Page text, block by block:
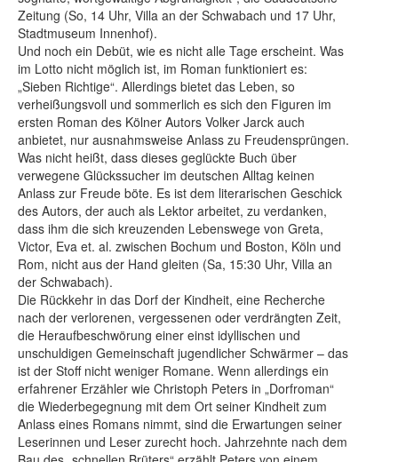
Zeitung (So, 14 Uhr, Villa an der Schwabach und 17 Uhr,
Stadtmuseum Innenhof).
Und noch ein Debüt, wie es nicht alle Tage erscheint. Was
im Lotto nicht möglich ist, im Roman funktioniert es:
„Sieben Richtige“. Allerdings bietet das Leben, so
verheißungsvoll und sommerlich es sich den Figuren im
ersten Roman des Kölner Autors Volker Jarck auch
anbietet, nur ausnahmsweise Anlass zu Freudensprüngen.
Was nicht heißt, dass dieses geglückte Buch über
verwegene Glückssucher im deutschen Alltag keinen
Anlass zur Freude böte. Es ist dem literarischen Geschick
des Autors, der auch als Lektor arbeitet, zu verdanken,
dass ihm die sich kreuzenden Lebenswege von Greta,
Victor, Eva et. al. zwischen Bochum und Boston, Köln und
Rom, nicht aus der Hand gleiten (Sa, 15:30 Uhr, Villa an
der Schwabach).
Die Rückkehr in das Dorf der Kindheit, eine Recherche
nach der verlorenen, vergessenen oder verdrängten Zeit,
die Heraufbeschwörung einer einst idyllischen und
unschuldigen Gemeinschaft jugendlicher Schwärmer – das
ist der Stoff nicht weniger Romane. Wenn allerdings ein
erfahrener Erzähler wie Christoph Peters in „Dorfroman“
die Wiederbegegnung mit dem Ort seiner Kindheit zum
Anlass eines Romans nimmt, sind die Erwartungen seiner
Leserinnen und Leser zurecht hoch. Jahrzehnte nach dem